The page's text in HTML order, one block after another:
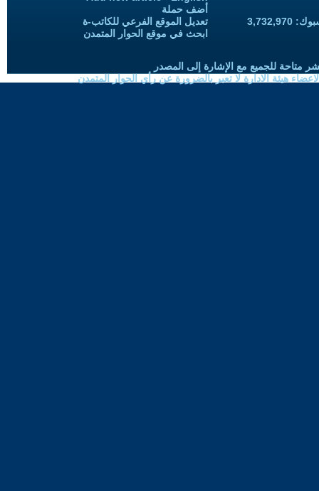
أضف حملة
تعديل الموقع الفرعي للكاتب-ة
ابحث في موقع الحوار المتمدن
متاحة للجميع مع الإشارة إلى المصدر
هيئة الادارة لا تعبر بالضرورة عن رأي الحوار المتمدن